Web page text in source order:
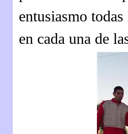
entusiasmo
en cada una de